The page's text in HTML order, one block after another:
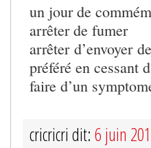
un jour de
arrêter de fumer
arrêter d’envoyer
préféré en cessant
faire d’un
cricricri dit: 6 juin